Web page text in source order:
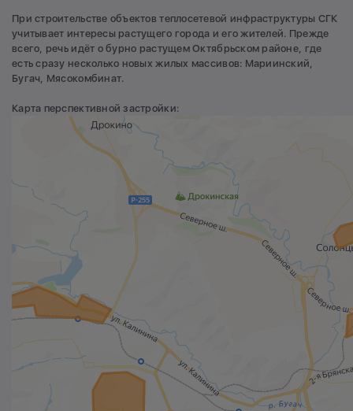
При строительстве объектов теплосетевой инфраструктуры СГК
учитывает интересы растущего города и его жителей. Прежде
всего, речь идёт о бурно растущем Октябрьском районе, где
есть сразу несколько новых жилых массивов: Мариинский,
Бугач, Мясокомбинат.
Карта перспективной застройки: